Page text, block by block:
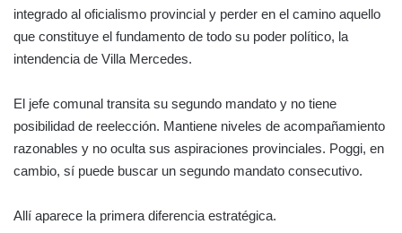
integrado al oficialismo provincial y perder en el camino aquello
que constituye el fundamento de todo su poder político, la
intendencia de Villa Mercedes.
El jefe comunal transita su segundo mandato y no tiene
posibilidad de reelección. Mantiene niveles de acompañamiento
razonables y no oculta sus aspiraciones provinciales. Poggi, en
cambio, sí puede buscar un segundo mandato consecutivo.
Allí aparece la primera diferencia estratégica.